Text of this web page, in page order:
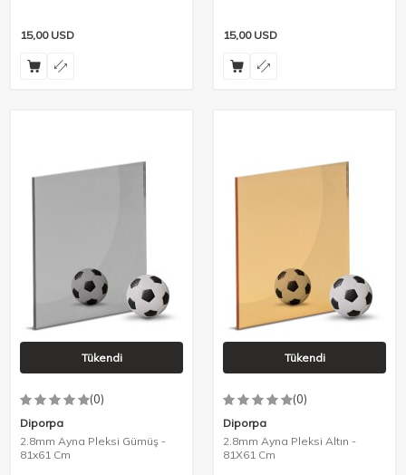
15,00USD 15,00USD
Tükendi
(0)
Diporpa
2.8mm Ayna Pleksi Gümüş -
81x61 Cm
Tükendi
(0)
Diporpa
2.8mm Ayna Pleksi Altın -
81X61 Cm